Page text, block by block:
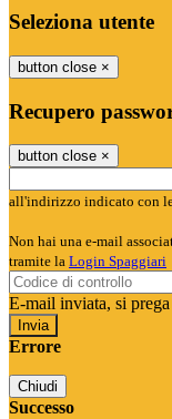
Seleziona utente
button close ×
Recupero
button close ×
all'indirizzo indicato con
Non hai una e-mail
tramite la Login Spaggiari
E-mail inviata, si
Errore
Chiudi
Successo